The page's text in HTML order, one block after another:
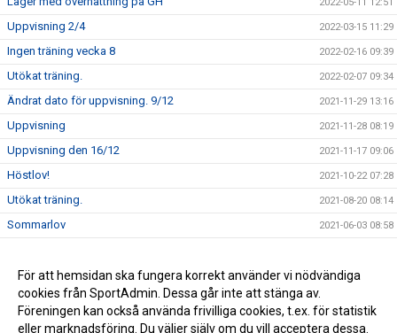
Uppvisning 2/4 2022-03-15 11:29
Ingen träning vecka 8 2022-02-16 09:39
Utökat träning. 2022-02-07 09:34
Ändrat dato för uppvisning. 9/12 2021-11-29 13:16
Uppvisning 2021-11-28 08:19
Uppvisning den 16/12 2021-11-17 09:06
Höstlov! 2021-10-22 07:28
Utökat träning. 2021-08-20 08:14
Sommarlov 2021-06-03 08:58
Träning den 27/3 2021-03-25 07:16
Glad Påsk &#128035; 2021-03-24 15:36
För att hemsidan ska fungera korrekt använder vi nödvändiga
cookies från SportAdmin. Dessa går inte att stänga av.
Föreningen kan också använda frivilliga cookies, t.ex. för statistik
eller marknadsföring. Du väljer själv om du vill acceptera dessa.